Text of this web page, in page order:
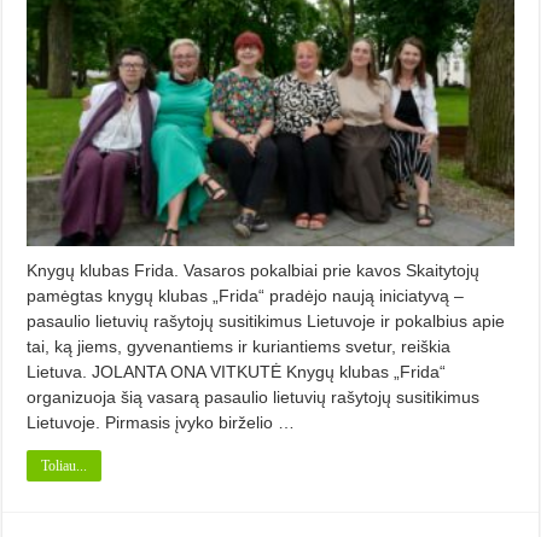
Knygų klubas Frida. Vasaros pokalbiai prie kavos Skaitytojų
pamėgtas knygų klubas „Frida“ pradėjo naują iniciatyvą –
pasaulio lietuvių rašytojų susitikimus Lietuvoje ir pokalbius apie
tai, ką jiems, gyvenantiems ir kuriantiems svetur, reiškia
Lietuva. JOLANTA ONA VITKUTĖ Knygų klubas „Frida“
organizuoja šią vasarą pasaulio lietuvių rašytojų susitikimus
Lietuvoje. Pirmasis įvyko birželio …
Toliau...